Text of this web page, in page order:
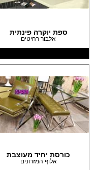
ספת יוקרה פינתית
אלבור רהיטים
כורסת יחיד מעוצבת
אלוף המזרונים